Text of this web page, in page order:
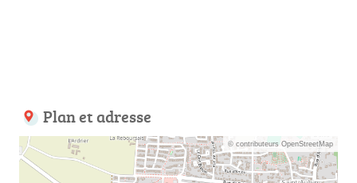
Plan et adresse
© contributeurs OpenStreetMap